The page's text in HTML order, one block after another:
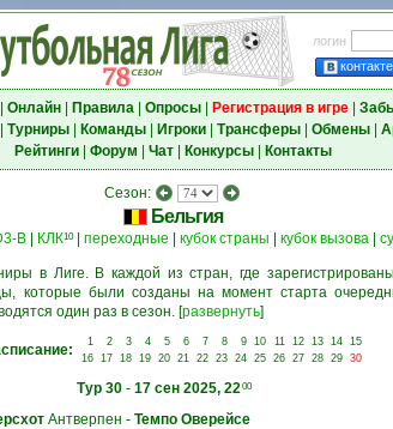
логин
контакте
Онлайн| Правила| Опросы| Регистрация в игре|
Турниры| Команды| Игроки| Трансферы| Обмены|
Рейтинги| Форум Чат| Конкурсы| Контакты
Сезон:
Бельгия
B КЛК10| переходные кубок страны кубок вызова
в Лиге. В каждой из стран, где
которые были созданы на момент старта
один раз в сезон. [развернуть]
1 2 3 4 5 6 7 8 9 10 11 12 13 14
15
16
17 18 19 20 21 22 23 24 25 26 27 28 29 30
Тур 30- 17 сен 2025, 2200
Антверпен - Темпо Оверейсе